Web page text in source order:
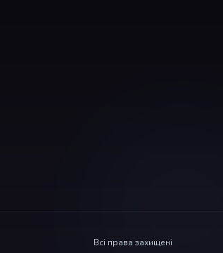
Всі права захищені